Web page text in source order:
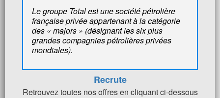
Le groupe Total est une société pétrolière
française privée appartenant à la catégorie
des « majors » (désignant les six plus
grandes compagnies pétrolières privées
mondiales).
Recrute
Retrouvez toutes nos offres en cliquant ci-dessous